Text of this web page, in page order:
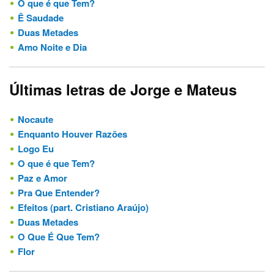
O que é que Tem?
Ê Saudade
Duas Metades
Amo Noite e Dia
Últimas letras de Jorge e Mateus
Nocaute
Enquanto Houver Razões
Logo Eu
O que é que Tem?
Paz e Amor
Pra Que Entender?
Efeitos (part. Cristiano Araújo)
Duas Metades
O Que É Que Tem?
Flor